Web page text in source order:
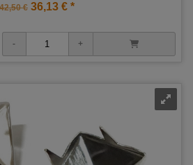
42,50 € 36,13 € *